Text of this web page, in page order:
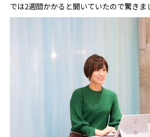
では2週間かかると聞いていたので驚きま